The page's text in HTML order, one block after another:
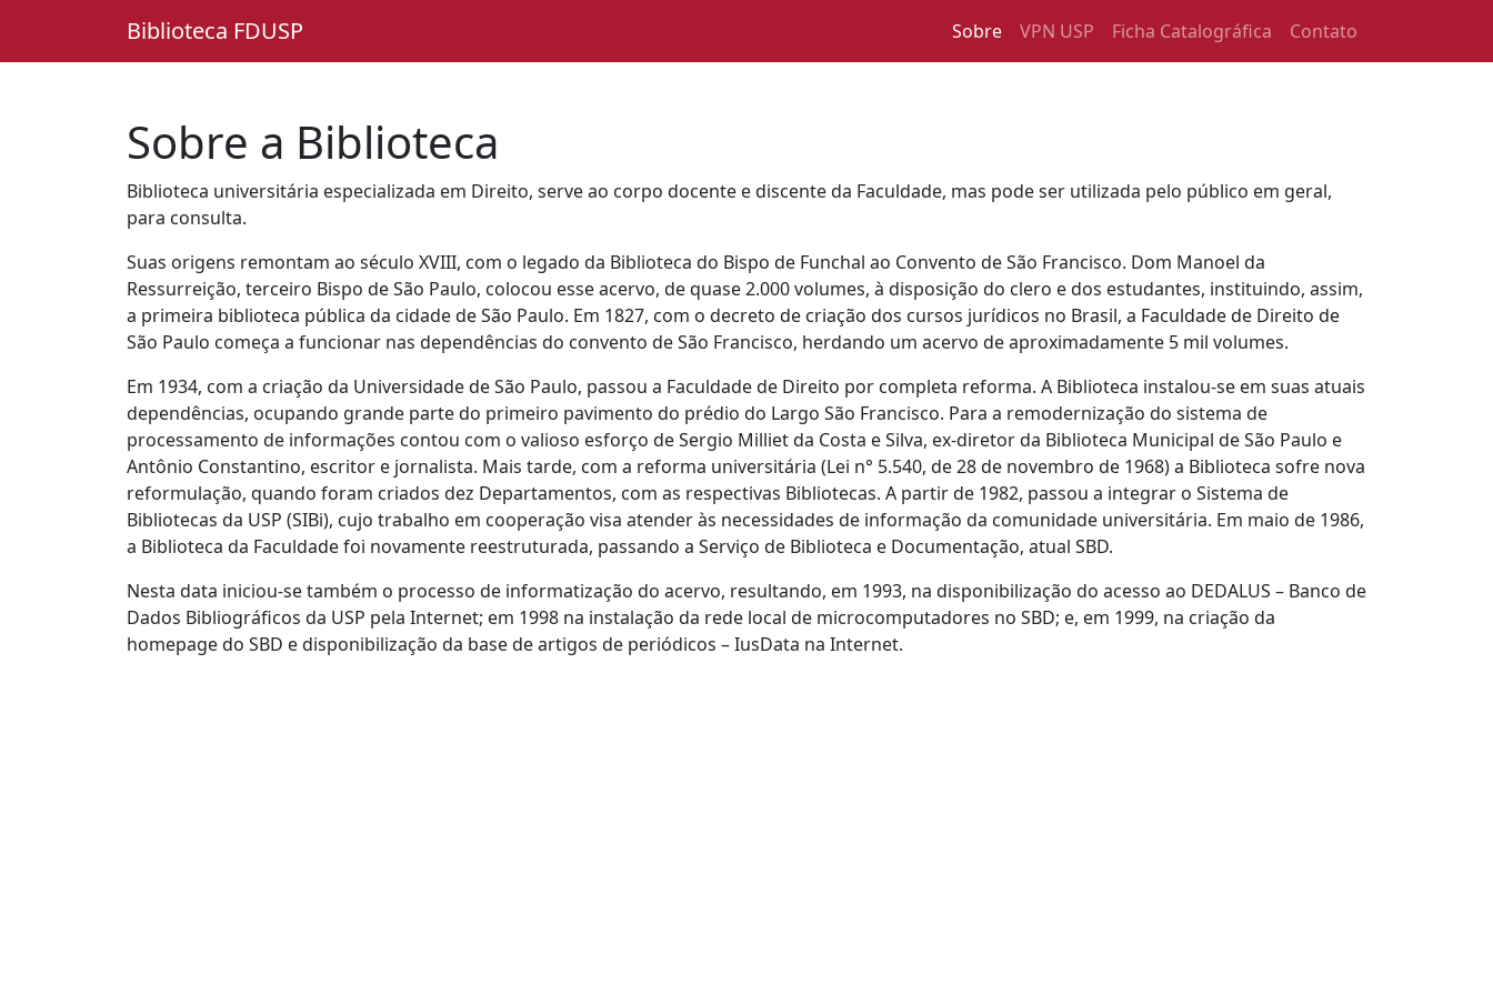
Biblioteca FDUSP Sobre VPN USP Ficha Catalográfica Contato
Sobre a Biblioteca
Biblioteca universitária especializada em Direito, serve ao corpo docente e discente da Faculdade, mas pode ser utilizada pelo público em geral,
para consulta.
Suas origens remontam ao século XVIII, com o legado da Biblioteca do Bispo de Funchal ao Convento de São Francisco. Dom Manoel da
Ressurreição, terceiro Bispo de São Paulo, colocou esse acervo, de quase 2.000 volumes, à disposição do clero e dos estudantes, instituindo, assim,
a primeira biblioteca pública da cidade de São Paulo. Em 1827, com o decreto de criação dos cursos jurídicos no Brasil, a Faculdade de Direito de
São Paulo começa a funcionar nas dependências do convento de São Francisco, herdando um acervo de aproximadamente 5 mil volumes.
Em 1934, com a criação da Universidade de São Paulo, passou a Faculdade de Direito por completa reforma. A Biblioteca instalou-se em suas atuais
dependências, ocupando grande parte do primeiro pavimento do prédio do Largo São Francisco. Para a remodernização do sistema de
processamento de informações contou com o valioso esforço de Sergio Milliet da Costa e Silva, ex-diretor da Biblioteca Municipal de São Paulo e
Antônio Constantino, escritor e jornalista. Mais tarde, com a reforma universitária (Lei n° 5.540, de 28 de novembro de 1968) a Biblioteca sofre nova
reformulação, quando foram criados dez Departamentos, com as respectivas Bibliotecas. A partir de 1982, passou a integrar o Sistema de
Bibliotecas da USP (SIBi), cujo trabalho em cooperação visa atender às necessidades de informação da comunidade universitária. Em maio de 1986,
a Biblioteca da Faculdade foi novamente reestruturada, passando a Serviço de Biblioteca e Documentação, atual SBD.
Nesta data iniciou-se também o processo de informatização do acervo, resultando, em 1993, na disponibilização do acesso ao DEDALUS – Banco de
Dados Bibliográficos da USP pela Internet; em 1998 na instalação da rede local de microcomputadores no SBD; e, em 1999, na criação da
homepage do SBD e disponibilização da base de artigos de periódicos – IusData na Internet.